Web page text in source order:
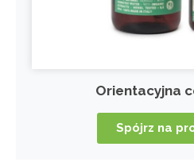
Orientacyjna
Spójrz na